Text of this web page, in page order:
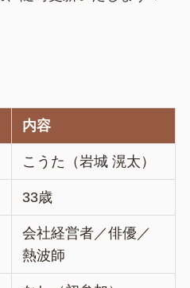
内容
こうた（岩城 滉太）
33歳
会社経営者／俳優／
熱波師